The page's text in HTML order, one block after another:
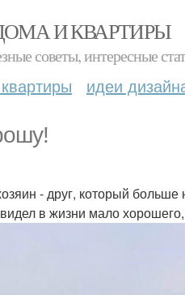
И КВАРТИРЫ
советы, интересные
идеи
- друг, который больше
в жизни мало